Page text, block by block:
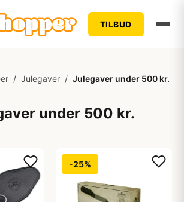
TILBUD
/ Julegaver / Julegaver under 500 kr.
under 500 kr.
-25%